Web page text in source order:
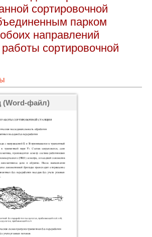
сортировочной
парком
направлений
сортировочной
(Word-файл)